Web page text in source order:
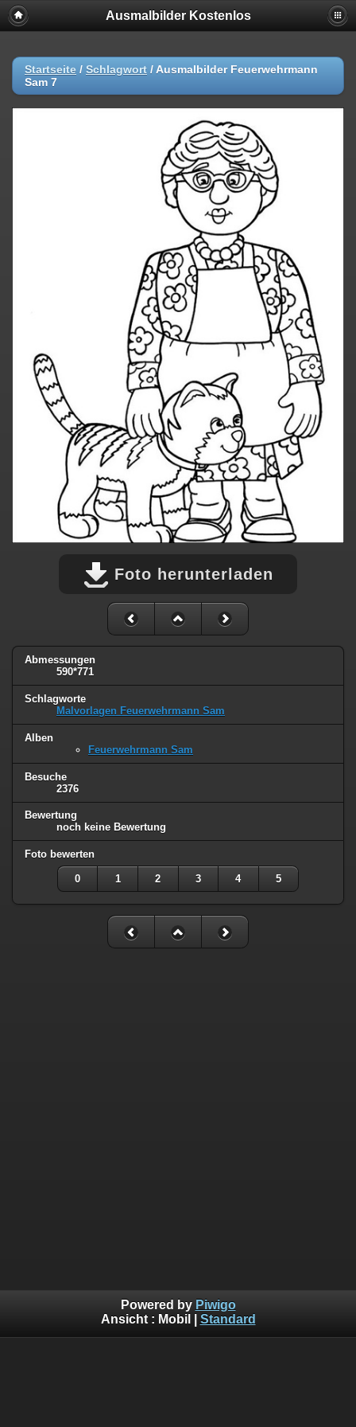
Ausmalbilder Kostenlos
Startseite / Schlagwort / Ausmalbilder Feuerwehrmann
Sam 7
Foto herunterladen
Abmessungen
590*771
Schlagworte
Malvorlagen Feuerwehrmann Sam
Alben
Feuerwehrmann Sam
Besuche
2376
Bewertung
noch keine Bewertung
Foto bewerten
0 1 2 3 4 5
Powered by Piwigo
Ansicht : Mobil Standard